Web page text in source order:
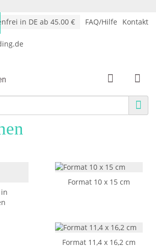
in DE ab 45.00 € FAQ/Hilfe Kontakt
Format 10 x 15 cm
Format 11,4 x 16,2 cm